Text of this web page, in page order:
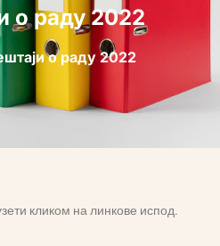
о раду 2022
о раду 2022
кликом на линкове испод.